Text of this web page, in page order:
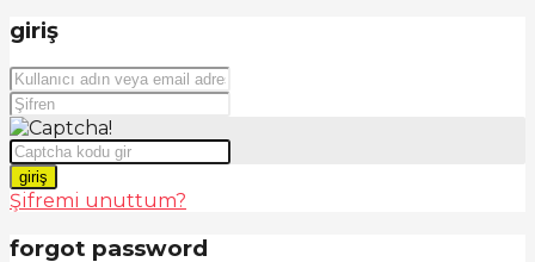
giriş
giriş
Şifremi unuttum?
forgot password